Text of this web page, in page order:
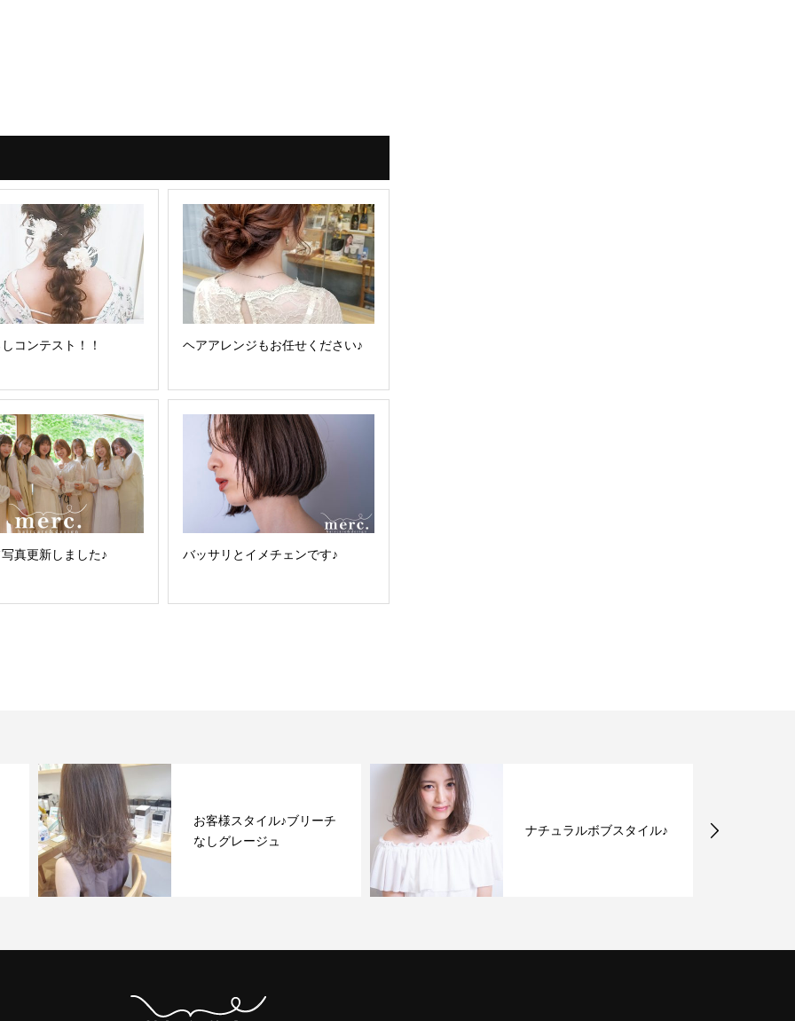
コンテスト！！ ヘアアレンジもお任せください♪
真更新しました♪ バッサリとイメチェンです♪
お客様スタイル♪ブリーチ
なしグレージュ
ナチュラルボブスタイル♪